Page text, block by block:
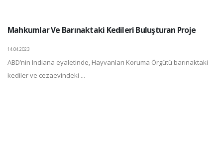
Mahkumlar Ve Barınaktaki Kedileri Buluşturan Proje
14.04.2023
ABD’nin Indiana eyaletinde, Hayvanları Koruma Örgütü barınaktaki
kediler ve cezaevindeki ...